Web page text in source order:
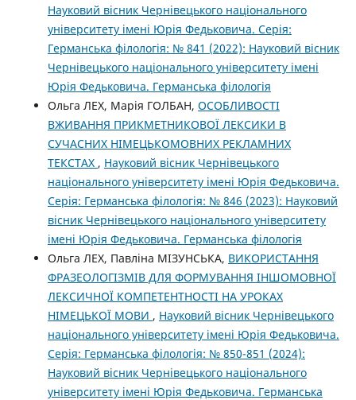
Науковий вісник Чернівецького національного
університету імені Юрія Федьковича. Серія:
Германська філологія: № 841 (2022): Науковий вісник
Чернівецького національного університету імені
Юрія Федьковича. Германська філологія
Ольга ЛЕХ, Марія ГОЛБАН, ОСОБЛИВОСТІ
ВЖИВАННЯ ПРИКМЕТНИКОВОЇ ЛЕКСИКИ В
СУЧАСНИХ НІМЕЦЬКОМОВНИХ РЕКЛАМНИХ
ТЕКСТАХ , Науковий вісник Чернівецького
національного університету імені Юрія Федьковича.
Серія: Германська філологія: № 846 (2023): Науковий
вісник Чернівецького національного університету
імені Юрія Федьковича. Германська філологія
Ольга ЛЕХ, Павліна МІЗУНСЬКА, ВИКОРИСТАННЯ
ФРАЗЕОЛОГІЗМІВ ДЛЯ ФОРМУВАННЯ ІНШОМОВНОЇ
ЛЕКСИЧНОЇ КОМПЕТЕНТНОСТІ НА УРОКАХ
НІМЕЦЬКОЇ МОВИ , Науковий вісник Чернівецького
національного університету імені Юрія Федьковича.
Серія: Германська філологія: № 850-851 (2024):
Науковий вісник Чернівецького національного
університету імені Юрія Федьковича. Германська